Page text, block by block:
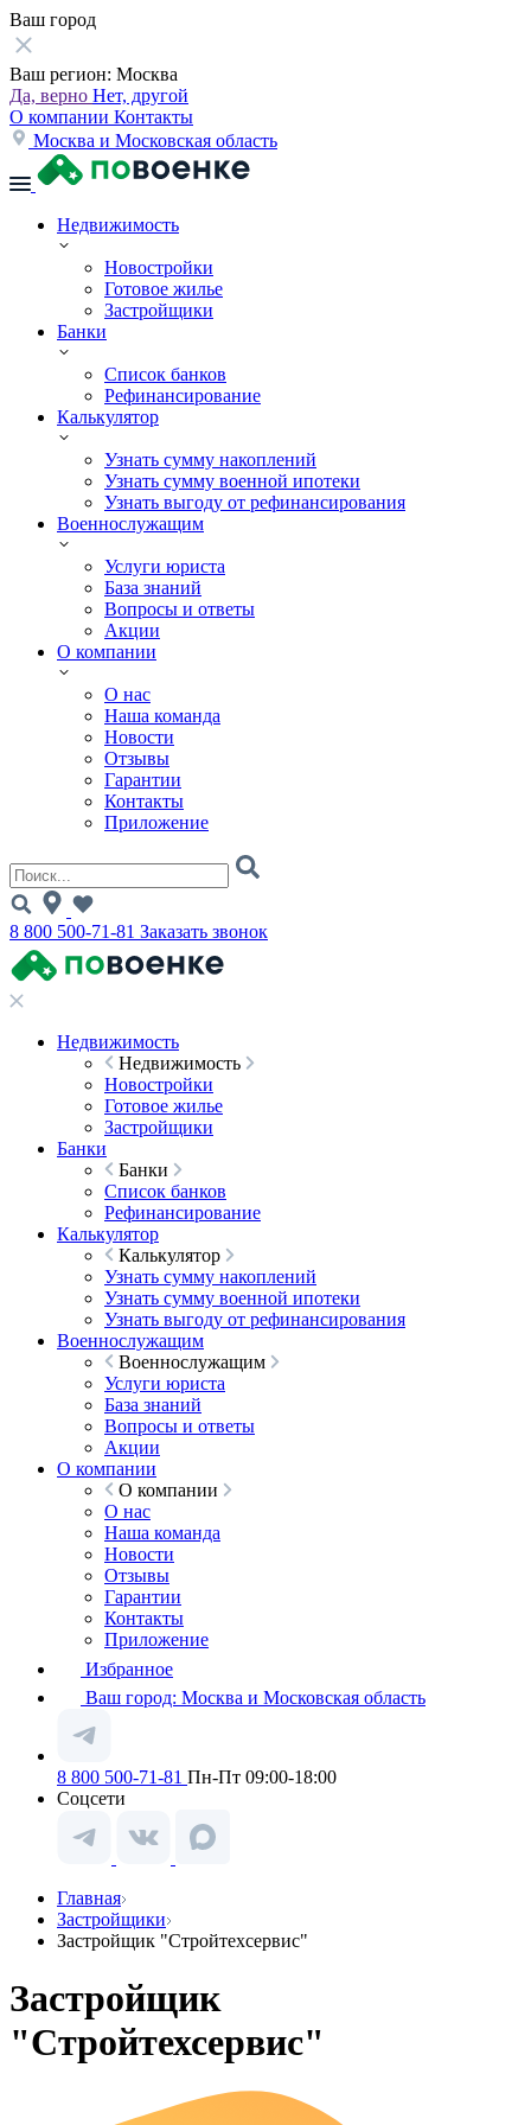
Ваш город
Ваш регион: Москва
Да, верно Нет, другой
О компании Контакты
Москва и Московская область
Недвижимость
Новостройки
Готовое жилье
Застройщики
Банки
Список банков
Рефинансирование
Калькулятор
Узнать сумму накоплений
Узнать сумму военной ипотеки
Узнать выгоду от рефинансирования
Военнослужащим
Услуги юриста
База знаний
Вопросы и ответы
Акции
О компании
О нас
Наша команда
Новости
Отзывы
Гарантии
Контакты
Приложение
8 800 500-71-81 Заказать звонок
Недвижимость
Недвижимость
Новостройки
Готовое жилье
Застройщики
Банки
Банки
Список банков
Рефинансирование
Калькулятор
Калькулятор
Узнать сумму накоплений
Узнать сумму военной ипотеки
Узнать выгоду от рефинансирования
Военнослужащим
Военнослужащим
Услуги юриста
База знаний
Вопросы и ответы
Акции
О компании
О компании
О нас
Наша команда
Новости
Отзывы
Гарантии
Контакты
Приложение
Избранное
Ваш город: Москва и Московская область
8 800 500-71-81 Пн-Пт 09:00-18:00
Соцсети
Главная
Застройщики
Застройщик "Стройтехсервис"
Застройщик
"Стройтехсервис"